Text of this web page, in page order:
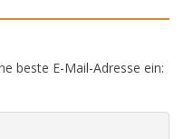
beste E-Mail-Adresse ein: